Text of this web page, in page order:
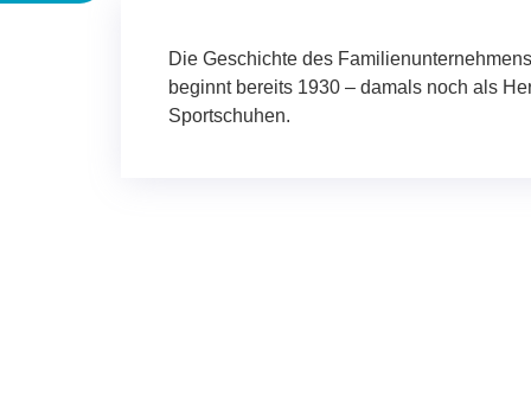
Die Geschichte des
beginnt bereits 1930 – damals noch als
Sportschuhen.